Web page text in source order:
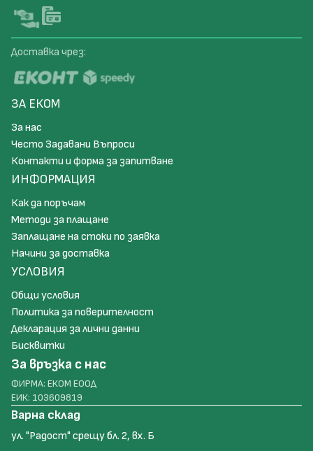
Доставка чрез:
ЗА ЕКОМ
За нас
Често Задавани Въпроси
Контакти и форма за запитване
ИНФОРМАЦИЯ
Как да поръчам
Методи за плащане
Заплащане на стоки по заявка
Начини за доставка
УСЛОВИЯ
Общи условия
Политика за поверителност
Декларация за лични данни
Бисквитки
За връзка с нас
ФИРМА: ЕКОМ ЕООД
ЕИК: 103609819
Варна склад
ул. "Радост" срещу бл. 2, вх. Б